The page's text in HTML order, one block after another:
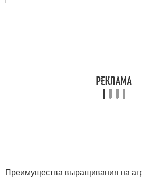
Преимущества выращивания на